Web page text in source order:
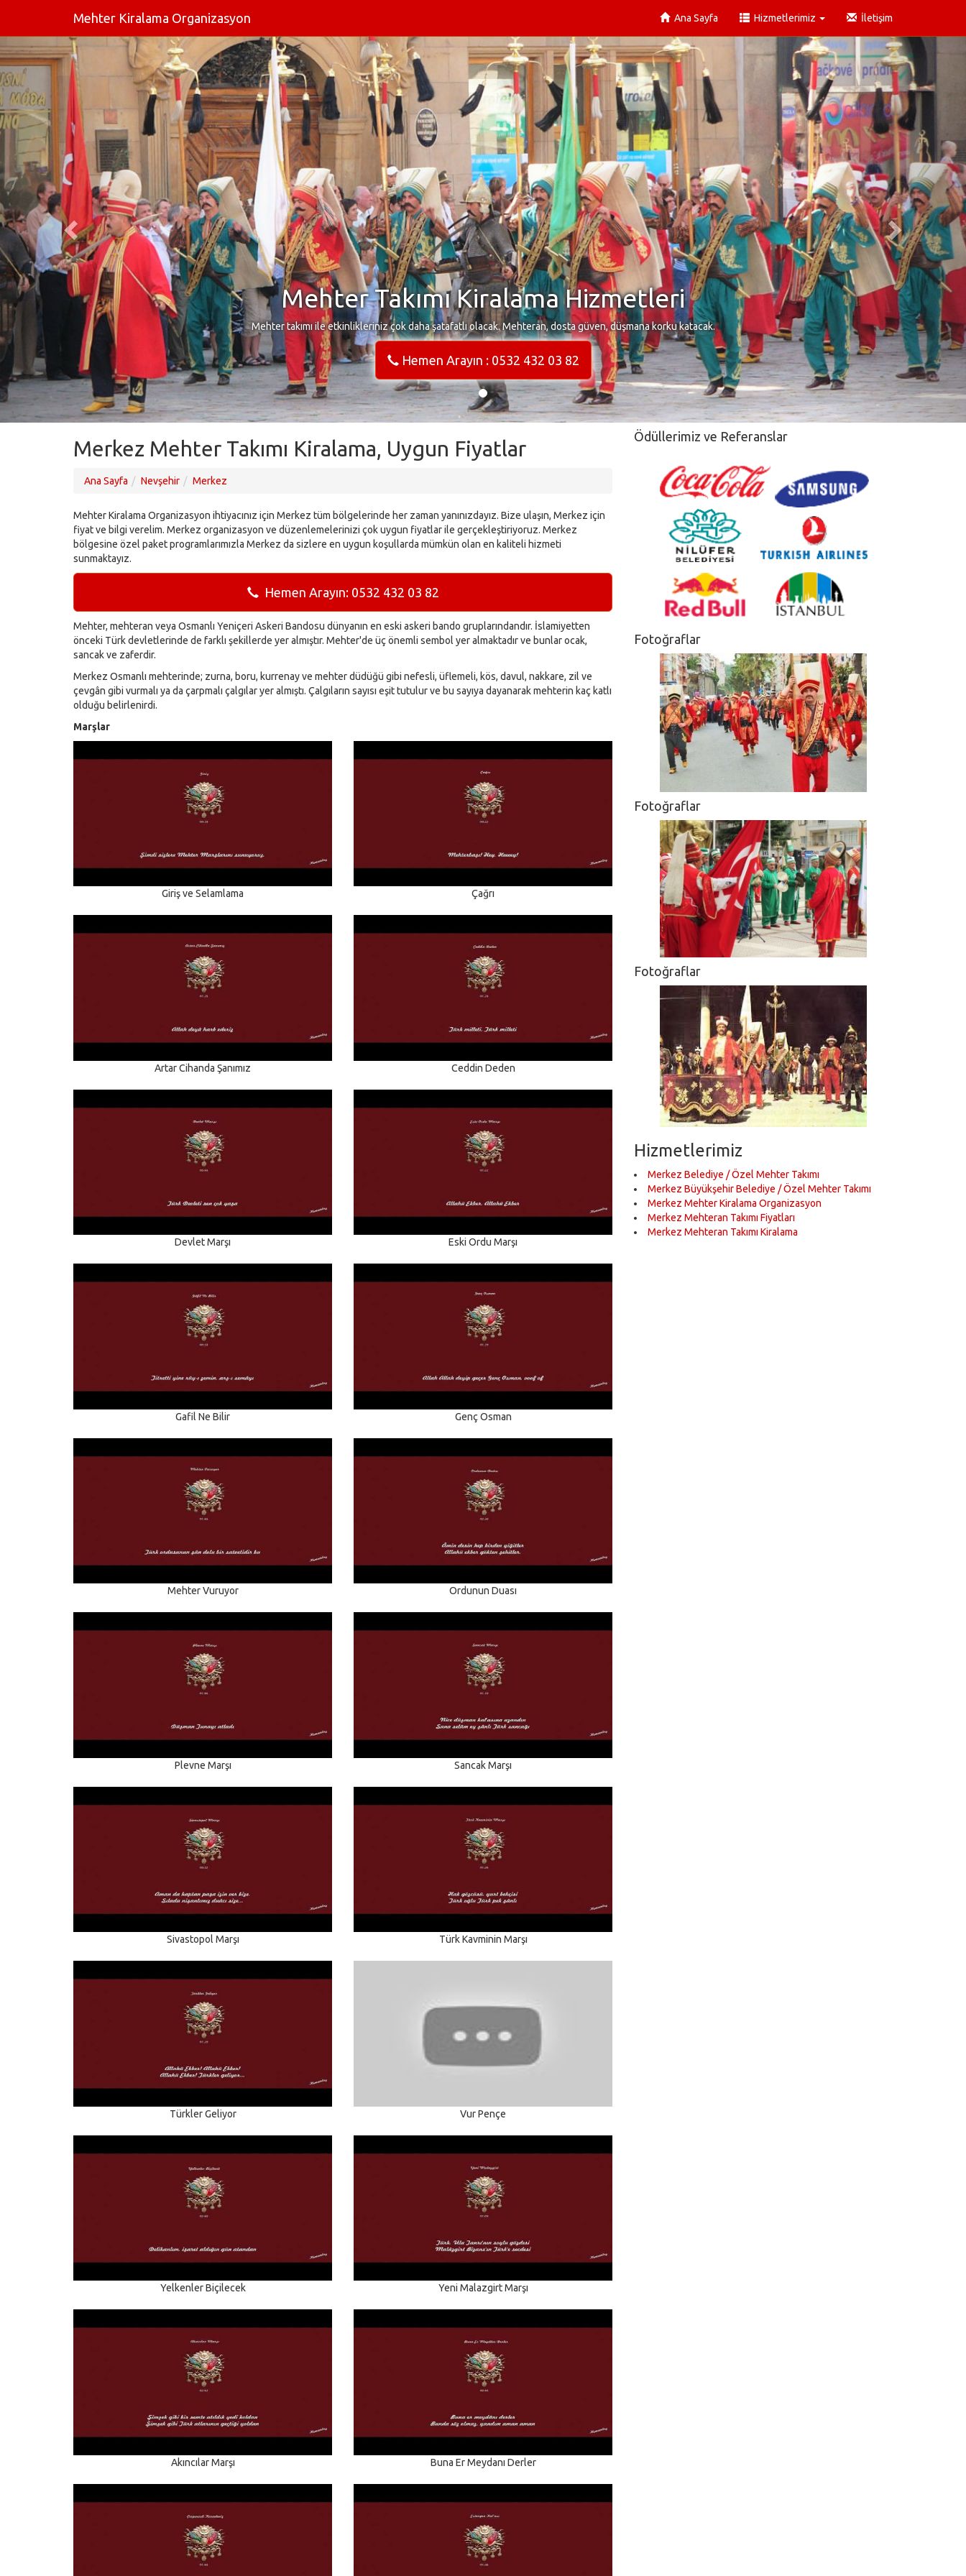
Mehter Kiralama Organizasyon Ana Sayfa Hizmetlerimiz İletişim
Mehter Takımı Kiralama Hizmetleri
Mehter takımı ile etkinlikleriniz çok daha şatafatlı olacak. Mehteran, dosta güven, düşmana korku katacak.
Hemen Arayın : 0532 432 03 82
Merkez Mehter Takımı Kiralama, Uygun Fiyatlar
Ana Sayfa Nevşehir Merkez
Mehter Kiralama Organizasyon ihtiyacınız için Merkez tüm bölgelerinde her zaman yanınızdayız. Bize ulaşın, Merkez için
fiyat ve bilgi verelim. Merkez organizasyon ve düzenlemelerinizi çok uygun fiyatlar ile gerçekleştiriyoruz. Merkez
bölgesine özel paket programlarımızla Merkez da sizlere en uygun koşullarda mümkün olan en kaliteli hizmeti
sunmaktayız.
Hemen Arayın: 0532 432 03 82
Mehter, mehteran veya Osmanlı Yeniçeri Askeri Bandosu dünyanın en eski askeri bando gruplarındandır. İslamiyetten
önceki Türk devletlerinde de farklı şekillerde yer almıştır. Mehter'de üç önemli sembol yer almaktadır ve bunlar ocak,
sancak ve zaferdir.
Merkez Osmanlı mehterinde; zurna, boru, kurrenay ve mehter düdüğü gibi nefesli, üflemeli, kös, davul, nakkare, zil ve
çevgân gibi vurmalı ya da çarpmalı çalgılar yer almıştı. Çalgıların sayısı eşit tutulur ve bu sayıya dayanarak mehterin kaç katlı
olduğu belirlenirdi.
Marşlar
Giriş ve Selamlama Çağrı
Artar Cihanda Şanımız Ceddin Deden
Devlet Marşı Eski Ordu Marşı
Gafil Ne Bilir Genç Osman
Mehter Vuruyor Ordunun Duası
Plevne Marşı Sancak Marşı
Sivastopol Marşı Türk Kavminin Marşı
Türkler Geliyor Vur Pençe
Yelkenler Biçilecek Yeni Malazgirt Marşı
Akıncılar Marşı Buna Er Meydanı Derler
Ödüllerimiz ve Referanslar
Fotoğraflar
Fotoğraflar
Fotoğraflar
Hizmetlerimiz
Merkez Belediye / Özel Mehter Takımı
Merkez Büyükşehir Belediye / Özel Mehter Takımı
Merkez Mehter Kiralama Organizasyon
Merkez Mehteran Takımı Fiyatları
Merkez Mehteran Takımı Kiralama